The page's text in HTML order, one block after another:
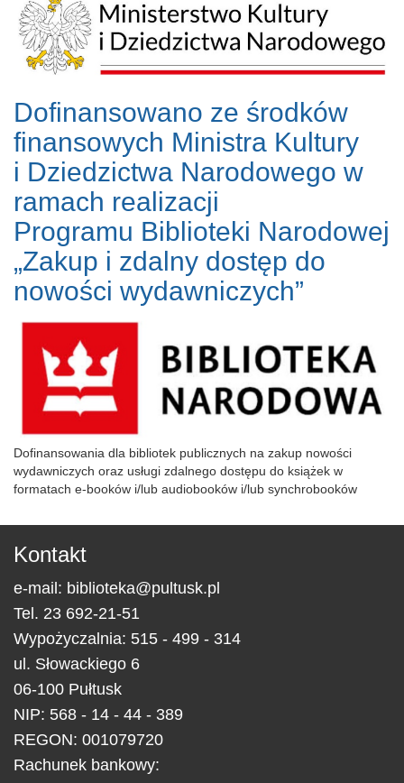
Dofinansowano ze środków
finansowych Ministra Kultury
i Dziedzictwa Narodowego w
ramach realizacji
Programu Biblioteki Narodowej
„Zakup i zdalny dostęp do
nowości wydawniczych”
Dofinansowania dla bibliotek publicznych na zakup nowości
wydawniczych oraz usługi zdalnego dostępu do książek w
formatach e-booków i/lub audiobooków i/lub synchrobooków
Kontakt
e-mail: biblioteka@pultusk.pl
Tel. 23 692-21-51
Wypożyczalnia: 515 - 499 - 314
ul. Słowackiego 6
06-100 Pułtusk
NIP: 568 - 14 - 44 - 389
REGON: 001079720
Rachunek bankowy: